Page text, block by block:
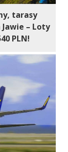
tarasy
– Loty
PLN!